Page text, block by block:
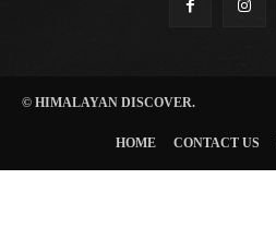
© HIMALAYAN DISCOVER.
HOME CONTACT US